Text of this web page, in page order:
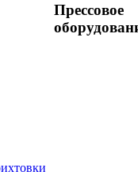
Прессовое